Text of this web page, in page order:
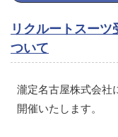
リクルートスー
ついて
瀧定名古屋株式会社
開催いたします。